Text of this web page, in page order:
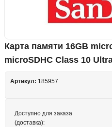
Карта памяти 16GB
microSDHC Class 10
Артикул: 185957
Доступно для заказа
(доставка):